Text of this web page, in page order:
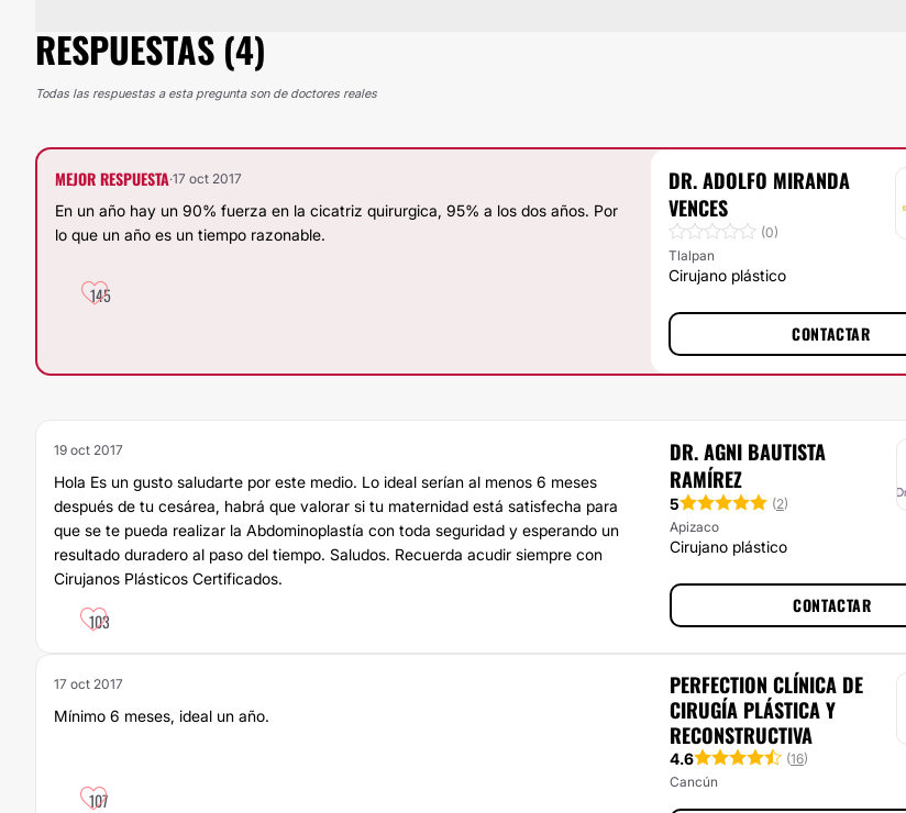
RESPUESTAS (4)
Todas las respuestas a esta pregunta son de doctores reales
MEJOR RESPUESTA·17 oct 2017
En un año hay un 90% fuerza en la cicatriz quirurgica, 95% a los dos años. Por
lo que un año es un tiempo razonable.
145
DR. ADOLFO MIRANDA
VENCES
(0)
Tlalpan
Cirujano plástico
CONTACTAR
19 oct 2017
Hola Es un gusto saludarte por este medio. Lo ideal serían al menos 6 meses
después de tu cesárea, habrá que valorar si tu maternidad está satisfecha para
que se te pueda realizar la Abdominoplastía con toda seguridad y esperando un
resultado duradero al paso del tiempo. Saludos. Recuerda acudir siempre con
Cirujanos Plásticos Certificados.
103
DR. AGNI BAUTISTA
RAMÍREZ
5 (2)
Apizaco
Cirujano plástico
CONTACTAR
17 oct 2017
Mínimo 6 meses, ideal un año.
107
PERFECTION CLÍNICA DE
CIRUGÍA PLÁSTICA Y
RECONSTRUCTIVA
4.6 (16)
Cancún